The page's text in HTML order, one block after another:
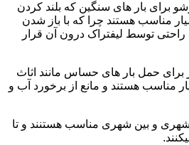
برای بار های سنگین که بلند کردن
مناسب هستند چرا که با باز شدن
راحتی توسط لیفتراک درون آن قرار
حمل بار های حساس مانند اثاث
مناسب هستند و مانع از برخورد آب و
و بین شهری مناسب هستنند و تا